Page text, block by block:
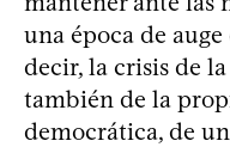
una época de auge
decir, la crisis de
también de la
democrática, de